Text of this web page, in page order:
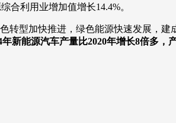
合利用业增加值增长14.4%。
转型加快推进，绿色能源快速发展，
年新能源汽车产量比2020年增长8倍多，